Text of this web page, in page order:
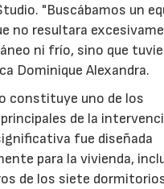
"Buscábamos un
no resultara
ni frío, sino que
Dominique Alexandra.
constituye uno de los
de la
fue diseñada
para la vivienda,
de los siete